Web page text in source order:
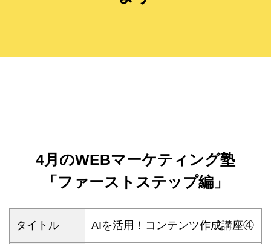
4月のWEBマーケティング塾
「ファーストステップ編」
タイトル AIを活用！コンテンツ作成講座④